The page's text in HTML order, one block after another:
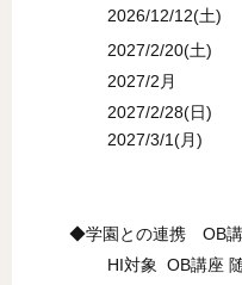
2026/12/12(土)
2027/2/20(土)
2027/2月
2027/2/28(日)
2027/3/1(月)
◆学園との連携 OB講
HI対象 OB講座